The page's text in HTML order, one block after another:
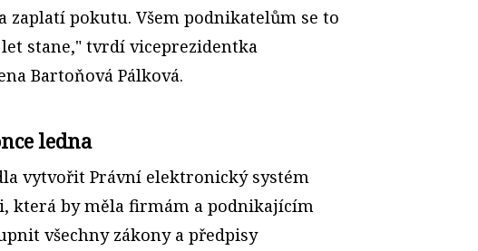
zaplatí pokutu. Všem podnikatelům se to
stane," tvrdí viceprezidentka
Bartoňová Pálková.
ledna
vytvořit Právní elektronický systém
která by měla firmám a podnikajícím
všechny zákony a předpisy